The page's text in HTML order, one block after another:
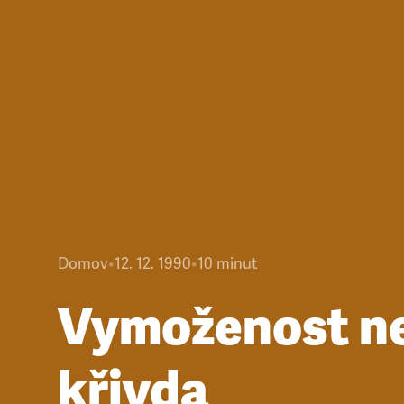
Domov•12. 12. 1990•10 minut
Vymoženost
křivda